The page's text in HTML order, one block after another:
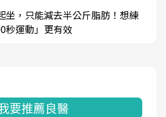
坐，只能減去半公斤脂肪！想練
秒運動」更有效
要推薦良醫